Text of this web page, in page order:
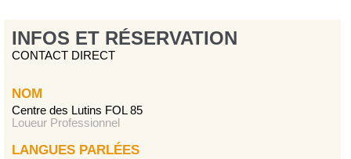
INFOS ET RÉSERVATION
CONTACT DIRECT
NOM
Centre des Lutins FOL 85
Loueur Professionnel
LANGUES PARLÉES